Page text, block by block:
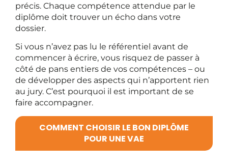
précis. Chaque compétence attendue par le
diplôme doit trouver un écho dans votre
dossier.
Si vous n’avez pas lu le référentiel avant de
commencer à écrire, vous risquez de passer à
côté de pans entiers de vos compétences – ou
de développer des aspects qui n’apportent rien
au jury. C’est pourquoi il est important de se
faire accompagner.
COMMENT CHOISIR LE BON DIPLÔME
POUR UNE VAE